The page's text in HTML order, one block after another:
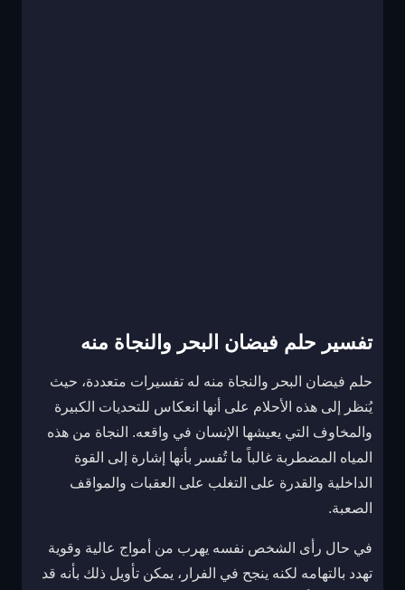
تفسير حلم فيضان البحر والنجاة منه
حلم فيضان البحر والنجاة منه له تفسيرات متعددة، حيث
يُنظر إلى هذه الأحلام على أنها انعكاس للتحديات الكبيرة
والمخاوف التي يعيشها الإنسان في واقعه. النجاة من هذه
المياه المضطربة غالباً ما تُفسر بأنها إشارة إلى القوة
الداخلية والقدرة على التغلب على العقبات والمواقف
الصعبة.
في حال رأى الشخص نفسه يهرب من أمواج عالية وقوية
تهدد بالتهامه لكنه ينجح في الفرار، يمكن تأويل ذلك بأنه قد